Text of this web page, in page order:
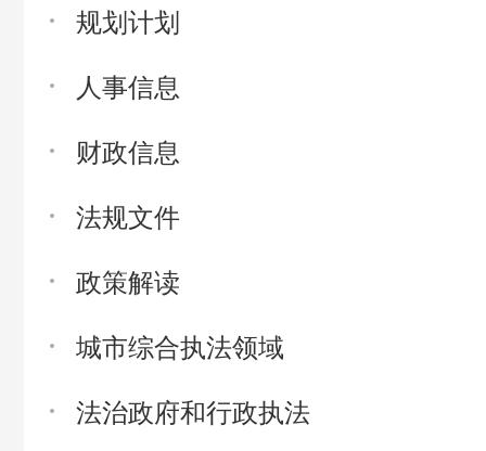
规划计划
人事信息
财政信息
法规文件
政策解读
城市综合执法领域
法治政府和行政执法